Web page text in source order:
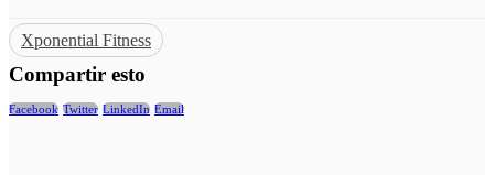
Xponential Fitness
Compartir esto
Facebook Twitter LinkedIn Email